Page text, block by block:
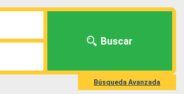
Buscar
Búsqueda Avanzada